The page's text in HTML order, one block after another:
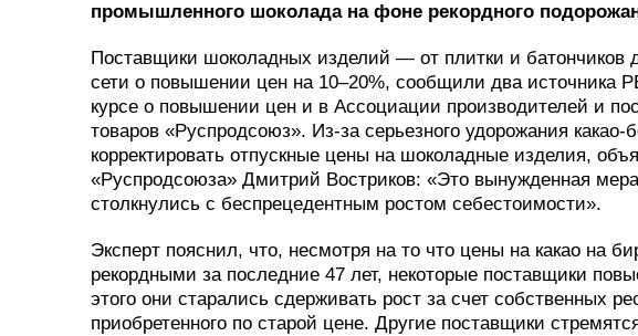
промышленного шоколада на фоне рекордного
Поставщики шоколадных изделий — от плитки и батончиков
сети о повышении цен на 10–20%, сообщили два источника
курсе о повышении цен и в Ассоциации производителей и
товаров «Руспродсоюз». Из-за серьезного удорожания
корректировать отпускные цены на шоколадные изделия,
«Руспродсоюза» Дмитрий Востриков: «Это вынужденная
столкнулись с беспрецедентным ростом себестоимости».
Эксперт пояснил, что, несмотря на то что цены на какао на
рекордными за последние 47 лет, некоторые поставщики
этого они старались сдерживать рост за счет собственных
приобретенного по старой цене. Другие поставщики